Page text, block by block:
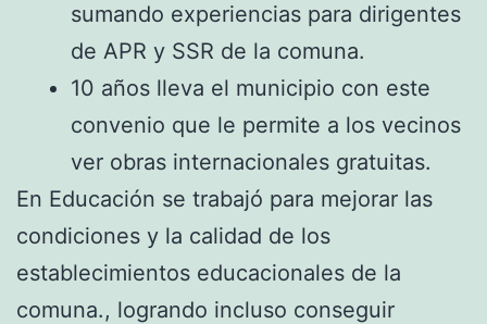
sumando experiencias para dirigentes
de APR y SSR de la comuna.
10 años lleva el municipio con este
convenio que le permite a los vecinos
ver obras internacionales gratuitas.
En Educación se trabajó para mejorar las
condiciones y la calidad de los
establecimientos educacionales de la
comuna., logrando incluso conseguir